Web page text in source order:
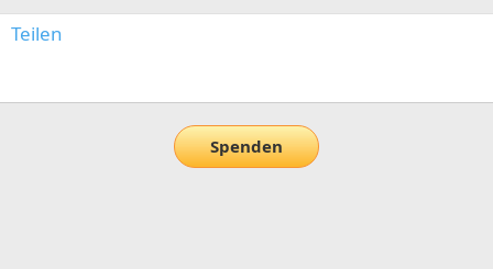
Teilen
Spenden